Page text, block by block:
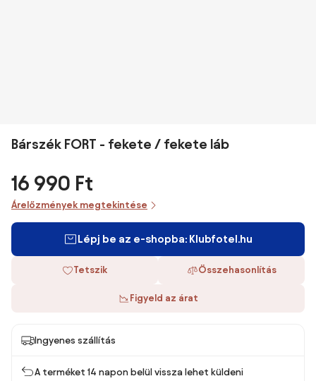
Bárszék FORT - fekete / fekete láb
16 990 Ft
Árelőzmények megtekintése
Lépj be az e-shopba: Klubfotel.hu
Tetszik Összehasonlítás
Figyeld az árat
Ingyenes szállítás
A terméket 14 napon belül vissza lehet küldeni